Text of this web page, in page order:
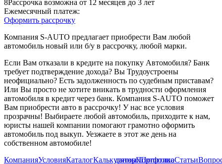
8Рассрочка возможна от 12 месяцев до 3 лет
Ежемесячный платеж:
Оформить рассрочку
Компания S-AUTO предлагает приобрести Вам любой
автомобиль новый или б/у в рассрочку, любой марки.
Если Вам отказали в кредите на покупку Автомобиля? Банк
требует подтверждение дохода? Вы Трудоустроены
неофициально? Есть задолженность по судебным приставам?
Или Вы просто не хотите вникать в трудности оформления
автомобиля в кредит через банк. Компания S-AUTO поможет
Вам приобрести авто в рассрочку! У нас все условия
прозрачны! Выбираете любой автомобиль, приходите к нам,
юристы нашей компании помогают грамотно оформить
автомобиль под выкуп. Уезжаете в этот же день на
собственном автомобиле!
КомпанияУсловияКаталогКалькуляторПортфолиоСтатьи
данныхПолитика